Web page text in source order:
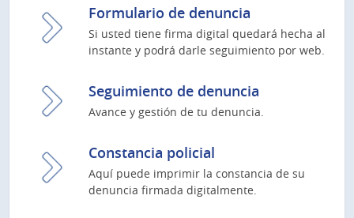
Formulario de denuncia
Si usted tiene firma digital quedará hecha al
instante y podrá darle seguimiento por web.
Seguimiento de denuncia
Avance y gestión de tu denuncia.
Constancia policial
Aquí puede imprimir la constancia de su
denuncia firmada digitalmente.